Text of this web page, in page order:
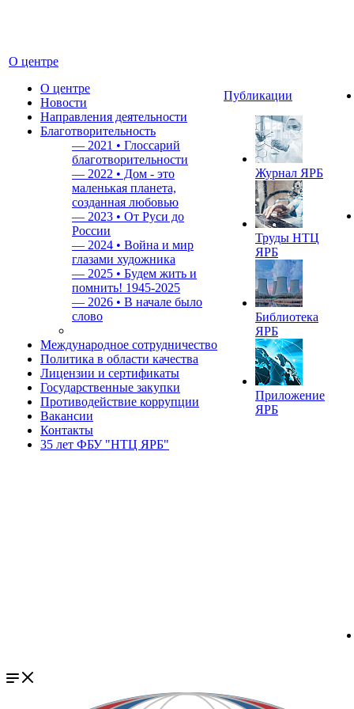
О центре
О центре
Новости
Направления деятельности
Благотворительность
— 2021 • Глоссарий
благотворительности
— 2022 • Дом - это
маленькая планета,
созданная любовью
— 2023 • От Руси до
России
— 2024 • Война и мир
глазами художника
— 2025 • Будем жить и
помнить! 1945-2025
— 2026 • В начале было
слово
Международное сотрудничество
Политика в области качества
Лицензии и сертификаты
Государственные закупки
Противодействие коррупции
Вакансии
Контакты
35 лет ФБУ "НТЦ ЯРБ"
Публикации
Журнал ЯРБ
Труды НТЦ
ЯРБ
Библиотека
ЯРБ
Приложение
ЯРБ